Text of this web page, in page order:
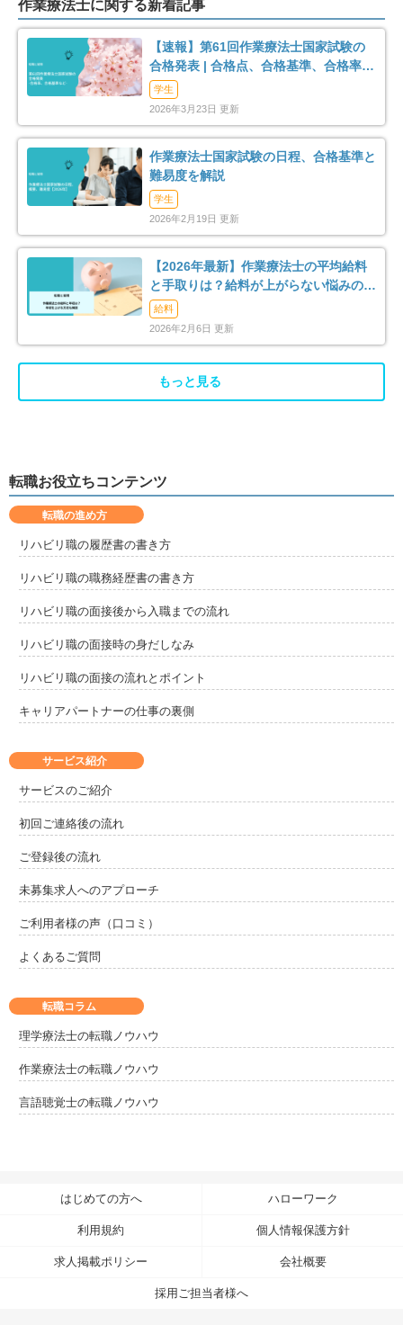
寝屋川市 51
松原市 25 大東市 20
和泉市
柏原市 羽曳野市
門真市 53
高石市 7 藤井寺市 21
東大阪市 160 泉南市 12
交野市
大阪狭山市 27 阪南市 11
泉南郡岬町 5 南河内郡千早赤阪村 2
作業療法士に関する新着記事
【速報】第61回作業療法士国家試験の
合格発表 | 合格点、合格基準、合格率
（2026年）
学生
2026年3月23日 更新
作業療法士国家試験の日程、合格基準と
難易度を解説
学生
2026年2月19日 更新
【2026年最新】作業療法士の平均給料
と手取りは？給料が上がらない悩みの解
消法まで解説
給料
2026年2月6日 更新
もっと見る
転職お役立ちコンテンツ
サービス紹介
サービスのご紹介
初回ご連絡後の流れ
ご登録後の流れ
未募集求人へのアプローチ
ご利用者様の声（口コミ）
よくあるご質問
転職の進め方
リハビリ職の履歴書の書き方
リハビリ職の職務経歴書の書き方
リハビリ職の面接後から入職までの流れ
リハビリ職の面接時の身だしなみ
リハビリ職の面接の流れとポイント
キャリアパートナーの仕事の裏側
転職コラム
理学療法士の転職ノウハウ
作業療法士の転職ノウハウ
言語聴覚士の転職ノウハウ
はじめての方へ ハローワーク
利用規約 個人情報保護方針
求人掲載ポリシー 会社概要
採用ご担当者様へ